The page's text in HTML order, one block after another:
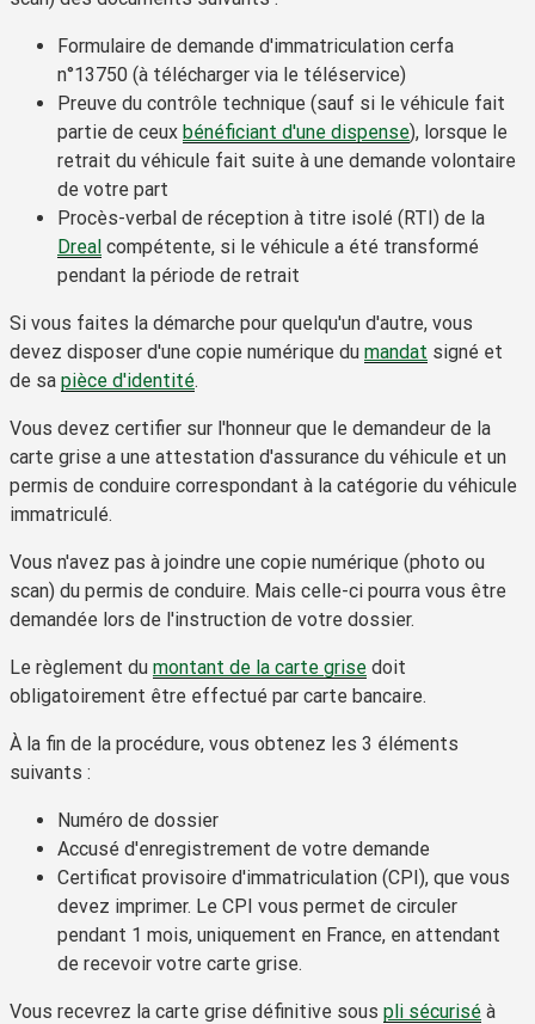
Formulaire de demande d'immatriculation cerfa
n°13750 (à télécharger via le téléservice)
Preuve du contrôle technique (sauf si le véhicule fait
partie de ceux bénéficiant d'une dispense), lorsque le
retrait du véhicule fait suite à une demande volontaire
de votre part
Procès-verbal de réception à titre isolé (RTI) de la
Dreal compétente, si le véhicule a été transformé
pendant la période de retrait
Si vous faites la démarche pour quelqu'un d'autre, vous
devez disposer d'une copie numérique du mandat signé et
de sa pièce d'identité.
Vous devez certifier sur l'honneur que le demandeur de la
carte grise a une attestation d'assurance du véhicule et un
permis de conduire correspondant à la catégorie du véhicule
immatriculé.
Vous n'avez pas à joindre une copie numérique (photo ou
scan) du permis de conduire. Mais celle-ci pourra vous être
demandée lors de l'instruction de votre dossier.
Le règlement du montant de la carte grise doit
obligatoirement être effectué par carte bancaire.
À la fin de la procédure, vous obtenez les 3 éléments
suivants :
Numéro de dossier
Accusé d'enregistrement de votre demande
Certificat provisoire d'immatriculation (CPI), que vous
devez imprimer. Le CPI vous permet de circuler
pendant 1 mois, uniquement en France, en attendant
de recevoir votre carte grise.
Vous recevrez la carte grise définitive sous pli sécurisé à